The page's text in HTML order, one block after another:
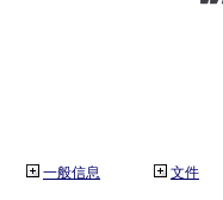
一般信息 文件